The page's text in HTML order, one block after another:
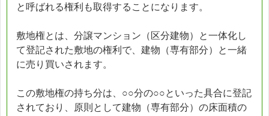
と呼ばれる権利も取得することになります。
敷地権とは、分譲マンション（区分建物）と一体化し
て登記された敷地の権利で、建物（専有部分）と一緒
に売り買いされます。
この敷地権の持ち分は、○○分の○○といった具合に登記
されており、原則として建物（専有部分）の床面積の